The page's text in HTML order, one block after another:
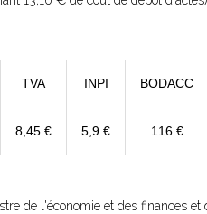
TVA INPI BODACC
8,45 € 5,9 € 116 €
de l'économie et des finances